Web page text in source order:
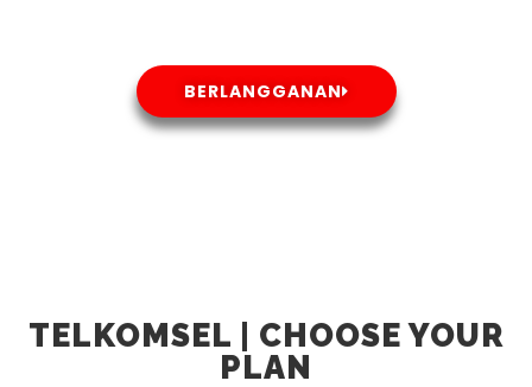
BERLANGGANAN
TELKOMSEL | CHOOSE YOUR
PLAN